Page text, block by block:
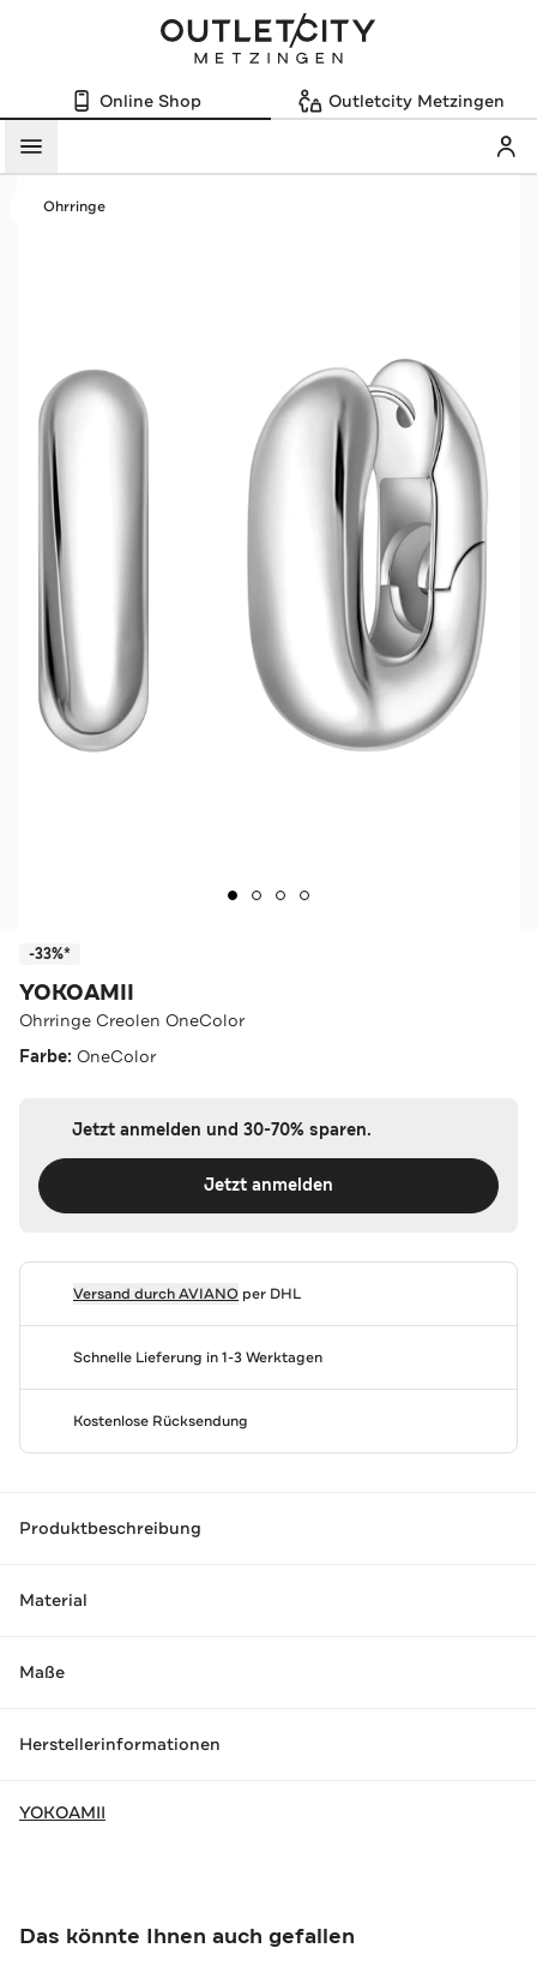
Online Shop Outletcity Metzingen
Menü
Ohrringe
-33%*
YOKOAMII
Ohrringe Creolen OneColor
Farbe: OneColor
Jetzt anmelden und 30-70% sparen.
Jetzt anmelden
Versand durchAVIANOper DHL
Schnelle Lieferung in 1-3 Werktagen
Kostenlose Rücksendung
Produktbeschreibung
Material
Maße
Herstellerinformationen
YOKOAMII
Das könnte Ihnen auch gefallen